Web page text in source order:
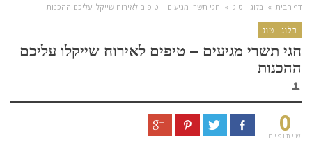
דף הבית » בלוג - טוג » חגי תשרי מגיעים – טיפים לאירוח שייקלו עליכם ההכנות
בלוג - טוג
חגי תשרי מגיעים – טיפים לאירוח שייקלו עליכם
ההכנות
0
שיתופים